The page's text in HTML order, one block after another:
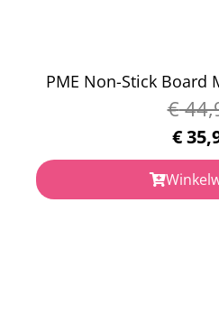
PME Non-Stick Board
€
€